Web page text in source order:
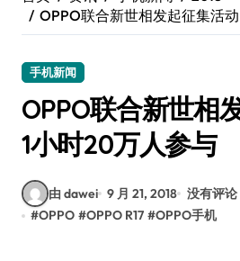
OPPO联合新世相发起征集活
手机新闻
OPPO联合新世相
1小时20万人参与
由 dawei 9 月 21, 2018 没有评论
#OPPO #OPPO R17 #OPPO手机